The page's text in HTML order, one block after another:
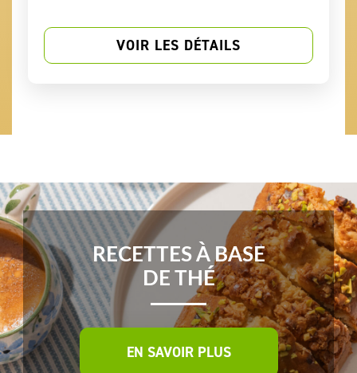
VOIR LES DÉTAILS
RECETTES À BASE
DE THÉ
EN SAVOIR PLUS